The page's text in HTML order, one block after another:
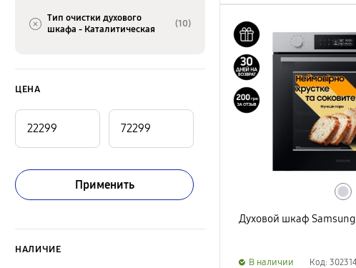
Тип очистки духового
шкафа - Каталитическая
(10)
ЦЕНА
Применить
НАЛИЧИЕ
Духовой шкаф
B наличии Код: